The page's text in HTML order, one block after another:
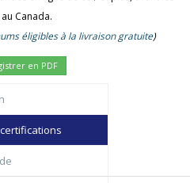
Canada.
éligibles à la livraison gratuite)
en PDF